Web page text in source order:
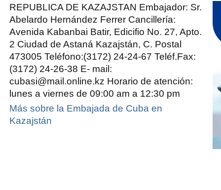
Cuba
en
REPUBLICA DE KAZAJSTAN Embajador: Sr.
Abelardo Hernández Ferrer Cancillería:
Avenida Kabanbai Batir, Edicifio No. 27, Apto.
2 Ciudad de Astaná Kazajstán, C. Postal
473005 Teléfono:(3172) 24-24-67 Teléf.Fax:
(3172) 24-26-38 E- mail:
cubasi@mail.online.kz Horario de atención:
lunes a viernes de 09:00 am a 12:30 pm
Más sobre la Embajada de Cuba en
Kazajstán